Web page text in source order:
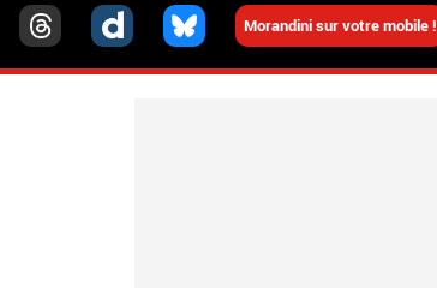
Morandini sur votre mobile !